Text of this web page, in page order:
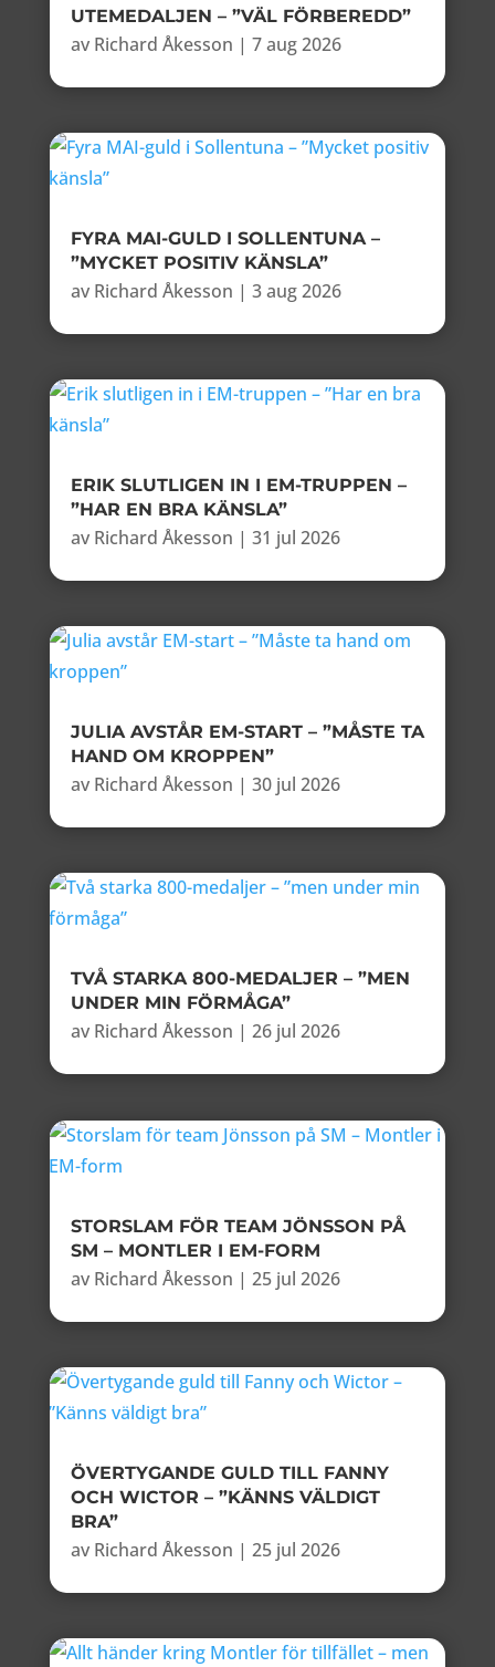
UTEMEDALJEN – ”VÄL FÖRBEREDD”
av Richard Åkesson | 7 aug 2026
FYRA MAI-GULD I SOLLENTUNA –
”MYCKET POSITIV KÄNSLA”
av Richard Åkesson | 3 aug 2026
ERIK SLUTLIGEN IN I EM-TRUPPEN –
”HAR EN BRA KÄNSLA”
av Richard Åkesson | 31 jul 2026
JULIA AVSTÅR EM-START – ”MÅSTE TA
HAND OM KROPPEN”
av Richard Åkesson | 30 jul 2026
TVÅ STARKA 800-MEDALJER – ”MEN
UNDER MIN FÖRMÅGA”
av Richard Åkesson | 26 jul 2026
STORSLAM FÖR TEAM JÖNSSON PÅ
SM – MONTLER I EM-FORM
av Richard Åkesson | 25 jul 2026
ÖVERTYGANDE GULD TILL FANNY
OCH WICTOR – ”KÄNNS VÄLDIGT
BRA”
av Richard Åkesson | 25 jul 2026